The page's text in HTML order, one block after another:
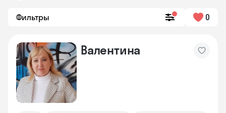
Фильтры 0
Валентина